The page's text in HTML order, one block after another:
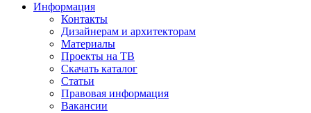
Информация
Контакты
Дизайнерам и архитекторам
Материалы
Проекты на ТВ
Скачать каталог
Статьи
Правовая информация
Вакансии